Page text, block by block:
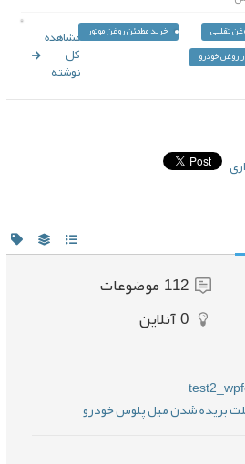
خرید مطمئن روغن موتور
خودرو
مشاهده
نوشته
112موضوعات
0 آنلاین
شدن میل پلوس خودرو